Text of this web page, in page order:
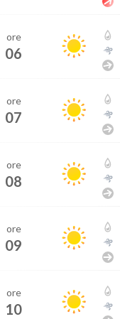
ore
06
ore
07
ore
08
ore
09
ore
10